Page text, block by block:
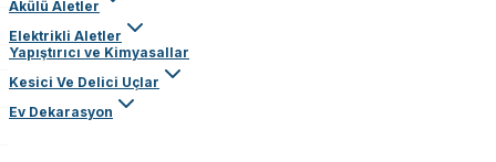
Akülü Aletler
Elektrikli Aletler
Yapıştırıcı ve Kimyasallar
Kesici Ve Delici Uçlar
Ev Dekarasyon